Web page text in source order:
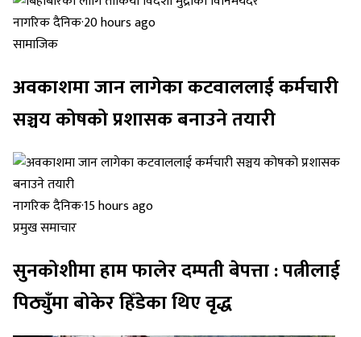
नागरिक दैनिक·20 hours ago
सामाजिक
अवकाशमा जान लागेका कटवाललाई कर्मचारी
सञ्चय कोषको प्रशासक बनाउने तयारी
नागरिक दैनिक·15 hours ago
प्रमुख समाचार
सुनकोशीमा हाम फालेर दम्पती बेपत्ता : पत्नीलाई
पिठ्युँमा बोकेर हिँडेका थिए वृद्ध